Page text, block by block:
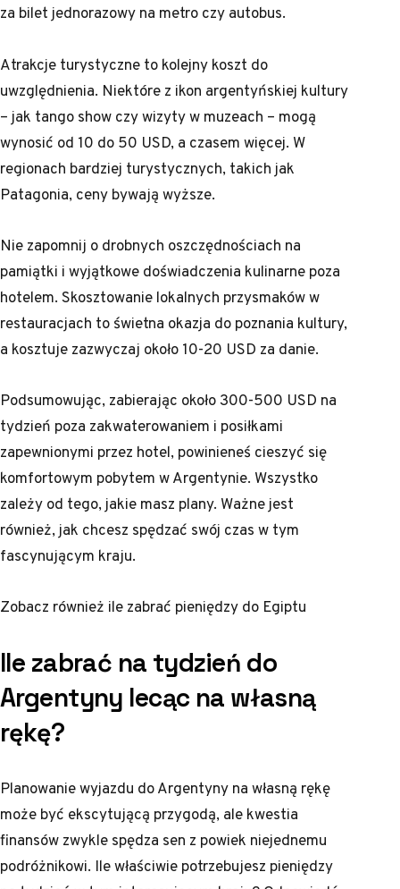
za bilet jednorazowy na metro czy autobus.
Atrakcje turystyczne to kolejny koszt do
uwzględnienia. Niektóre z ikon argentyńskiej kultury
– jak tango show czy wizyty w muzeach – mogą
wynosić od 10 do 50 USD, a czasem więcej. W
regionach bardziej turystycznych, takich jak
Patagonia, ceny bywają wyższe.
Nie zapomnij o drobnych oszczędnościach na
pamiątki i wyjątkowe doświadczenia kulinarne poza
hotelem. Skosztowanie lokalnych przysmaków w
restauracjach to świetna okazja do poznania kultury,
a kosztuje zazwyczaj około 10-20 USD za danie.
Podsumowując, zabierając około 300-500 USD na
tydzień poza zakwaterowaniem i posiłkami
zapewnionymi przez hotel, powinieneś cieszyć się
komfortowym pobytem w Argentynie. Wszystko
zależy od tego, jakie masz plany. Ważne jest
również, jak chcesz spędzać swój czas w tym
fascynującym kraju.
Zobacz również ile zabrać pieniędzy do Egiptu
Ile zabrać na tydzień do
Argentyny lecąc na własną
rękę?
Planowanie wyjazdu do Argentyny na własną rękę
może być ekscytującą przygodą, ale kwestia
finansów zwykle spędza sen z powiek niejednemu
podróżnikowi. Ile właściwie potrzebujesz pieniędzy